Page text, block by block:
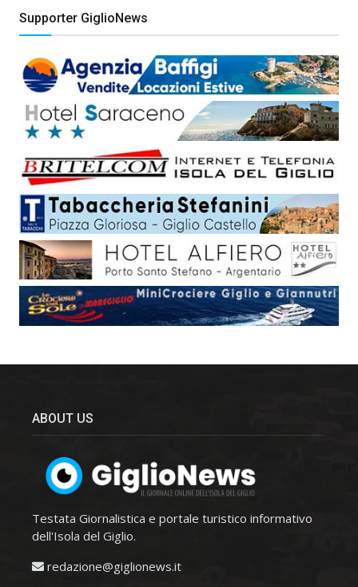
Supporter GiglioNews
ABOUT US
Testata Giornalistica e portale turistico informativo
dell'Isola del Giglio.
redazione@giglionews.it